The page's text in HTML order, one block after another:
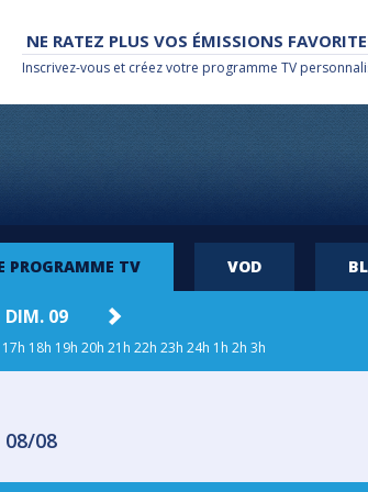
NE RATEZ PLUS VOS ÉMISSIONS
Inscrivez-vous et créez votre programme TV
PROGRAMME TV VOD
DIM. 09
17h 18h 19h 20h 21h 22h 23h 24h 1h 2h 3h
08